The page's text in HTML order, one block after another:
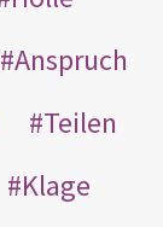
Anspruch
Teilen
Klage